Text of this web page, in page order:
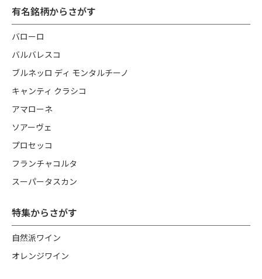
有名銘柄からさがす
バローロ
バルバレスコ
ブルネッロ ディ モンタルチーノ
キャンティ クラシコ
アマローネ
ソアーヴェ
プロセッコ
フランチャコルタ
スーパータスカン
特集からさがす
自然派ワイン
オレンジワイン